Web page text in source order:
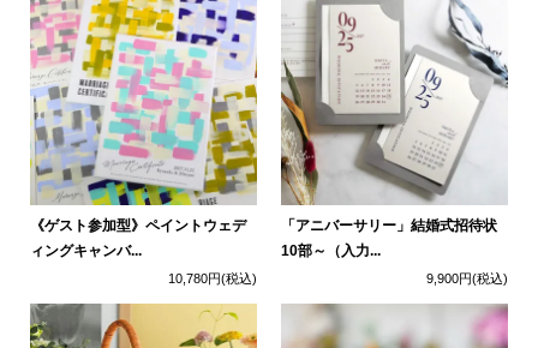
《ゲスト参加型》ペイントウェデ
ィングキャンバ...
10,780円(税込)
「アニバーサリー」結婚式招待状
10部～（入力...
9,900円(税込)